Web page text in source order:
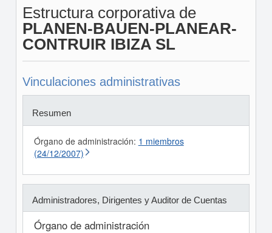
Estructura corporativa de
PLANEN-BAUEN-PLANEAR-
CONTRUIR IBIZA SL
Vinculaciones administrativas
Resumen
Órgano de administración: 1 miembros
(24/12/2007)
Administradores, Dirigentes y Auditor de Cuentas
Órgano de administración